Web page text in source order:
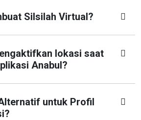
Silsilah Virtual?
lokasi saat
Anabul?
untuk Profil